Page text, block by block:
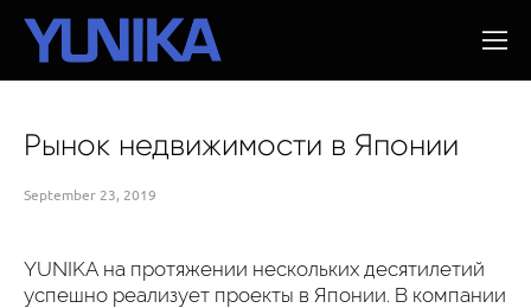
September 23, 2019
Рынок недвижимости в Японии
YUNIKA на протяжении нескольких десятилетий
успешно реализует проекты в Японии. В компании